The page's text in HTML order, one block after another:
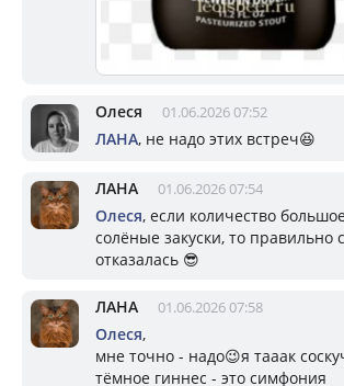
Олеся 01.06.2026 07:52
ЛАНА, не надо этих встреч😆
ЛАНА 01.06.2026 07:54
Олеся, если количество
солёные закуски, то правильно
отказалась 😎
ЛАНА 01.06.2026 07:58
Олеся,
мне точно - надо😉я тааак
тёмное гиннес - это симфония